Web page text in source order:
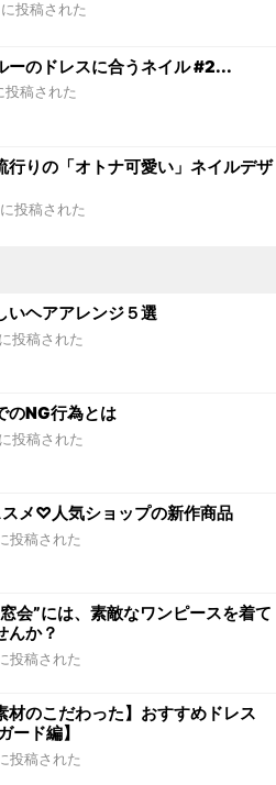
投稿された
ーのドレスに合うネイル #2...
稿された
行りの「オトナ可愛い」ネイルデザ
投稿された
いヘアアレンジ５選
のNG行為とは
メ♡人気ショップの新作商品
会”には、素敵なワンピースを着て
んか？
材のこだわった】おすすめドレス
ード編】